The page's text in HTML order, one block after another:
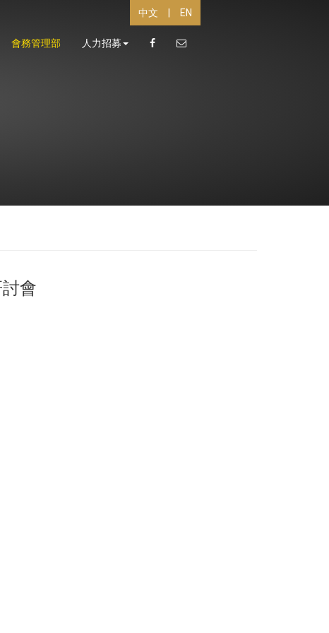
中文 EN
會務管理部 人力招募
會